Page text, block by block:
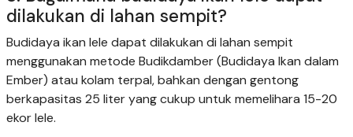
dilakukan di lahan sempit?
Budidaya ikan lele dapat dilakukan di lahan sempit
menggunakan metode Budikdamber (Budidaya Ikan dalam
Ember) atau kolam terpal, bahkan dengan gentong
berkapasitas 25 liter yang cukup untuk memelihara 15-20
ekor lele.